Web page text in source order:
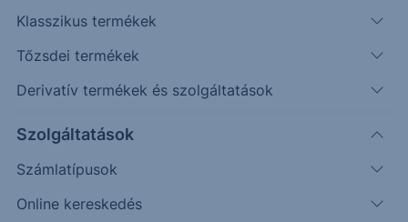
Klasszikus termékek
Tőzsdei termékek
Derivatív termékek és szolgáltatások
Szolgáltatások
Számlatípusok
Online kereskedés
134.00